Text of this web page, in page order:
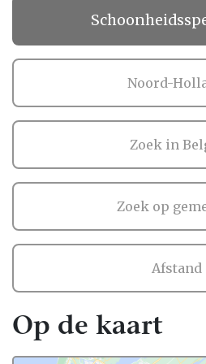
direct contact opnemen
in de buurt van Noord-
Ervaringen van andere
Schoonheidsspecialiste
Zaken regelen voor jullie
belangrijk. Het is dus niet
graag eerst ervaringen
Schoonheidsspecialiste
Want zij hebben het live
Daarom hebben wij bij
onze website een
bruidsparen staan. Indien
beoordeeld is, natuurlijk.
namelijk ook nieuwe
Noord-
Zoek in
Zoek op
Afstand
Op de kaart